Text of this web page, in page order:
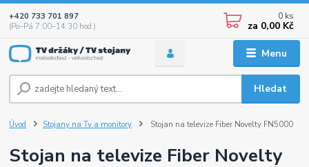
Menu
Hledat
+420 733 701 897
(Po–Pá 7:00–14:30 hod.)
0 ks
za 0,00 Kč
Úvod Stojany na Tv a monitory Stojan na televize Fiber Novelty FN5000
Stojan na televize Fiber Novelty